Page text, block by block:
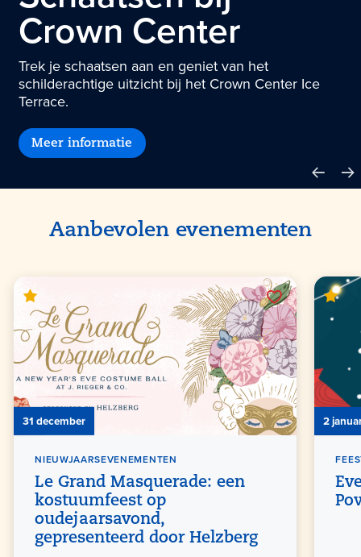
Crown Center
Trek je schaatsen aan en geniet van het
schilderachtige uitzicht bij het Crown Center Ice
Terrace.
Meer informatie
Aanbevolen evenementen
31 december
NIEUWJAARSEVENEMENTEN
Le Grand Masquerade: een
kostuumfeest op
oudejaarsavond,
gepresenteerd door Helzberg
2